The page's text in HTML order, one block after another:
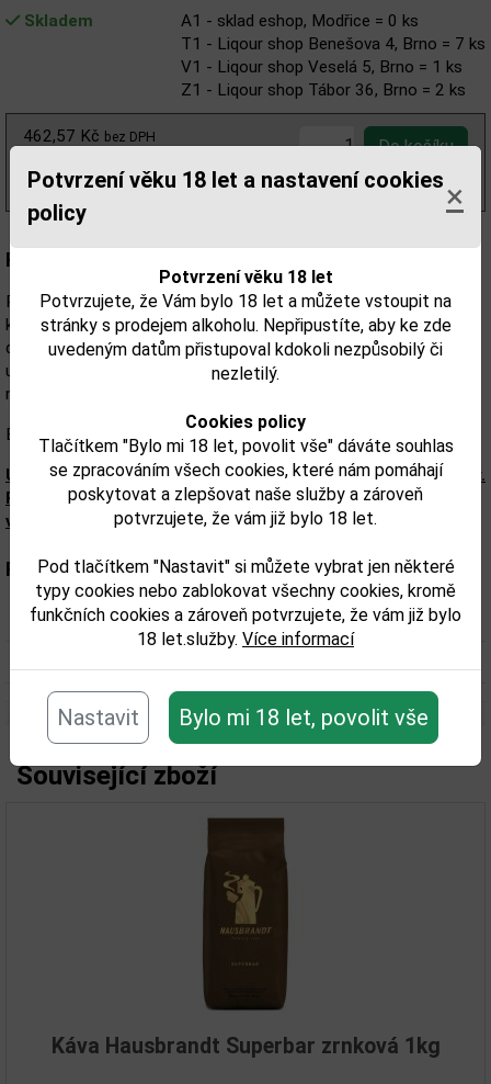
Potvrzení věku 18 let a nastavení cookies
policy
×
Potvrzení věku 18 let
Potvrzujete, že Vám bylo 18 let a můžete vstoupit na
stránky s prodejem alkoholu. Nepřipustíte, aby ke zde
uvedeným datům přistupoval kdokoli nezpůsobilý či
nezletilý.
Cookies policy
Tlačítkem "Bylo mi 18 let, povolit vše" dáváte souhlas
se zpracováním všech cookies, které nám pomáhají
poskytovat a zlepšovat naše služby a zároveň
potvrzujete, že vám již bylo 18 let.
Pod tlačítkem "Nastavit" si můžete vybrat jen některé
typy cookies nebo zablokovat všechny cookies, kromě
funkčních cookies a zároveň potvrzujete, že vám již bylo
18 let.služby. Více informací
Nastavit Bylo mi 18 let, povolit vše
Skladem
A1 - sklad eshop, Modřice = 0 ks
T1 - Liqour shop Benešova 4, Brno = 7 ks
V1 - Liqour shop Veselá 5, Brno = 1 ks
Z1 - Liqour shop Tábor 36, Brno = 2 ks
462,57 Kč bez DPH
518,00 Kčs DPH
(518,00 Kč/kg)
Popis:
Plná, silná chuť s nepatrnou kyselinkou v závěru. Tato vynikající
káva je unikátní směsí pečlivě vybraných zrn odrůdy Arabika,
doplněných o malé množství Robusty, což znamená, že je přímo
určena k výrobě espressa špičkové kvality. Vzhledem k relativně
nízkému obsahu kofeinu ji lze doporučit k celodenní konzumaci.
Balení: 1 000g - zrno
Upozorňujeme, že tento produkt může obsahovat alergeny.
Přesné složení a alergeny jsou k dispozici na obalu
výrobku. Zkontrolujte prosím před konzumací.
Parametry:
Hmotnost kg: 1
Související zboží
Káva Hausbrandt Superbar zrnková 1kg